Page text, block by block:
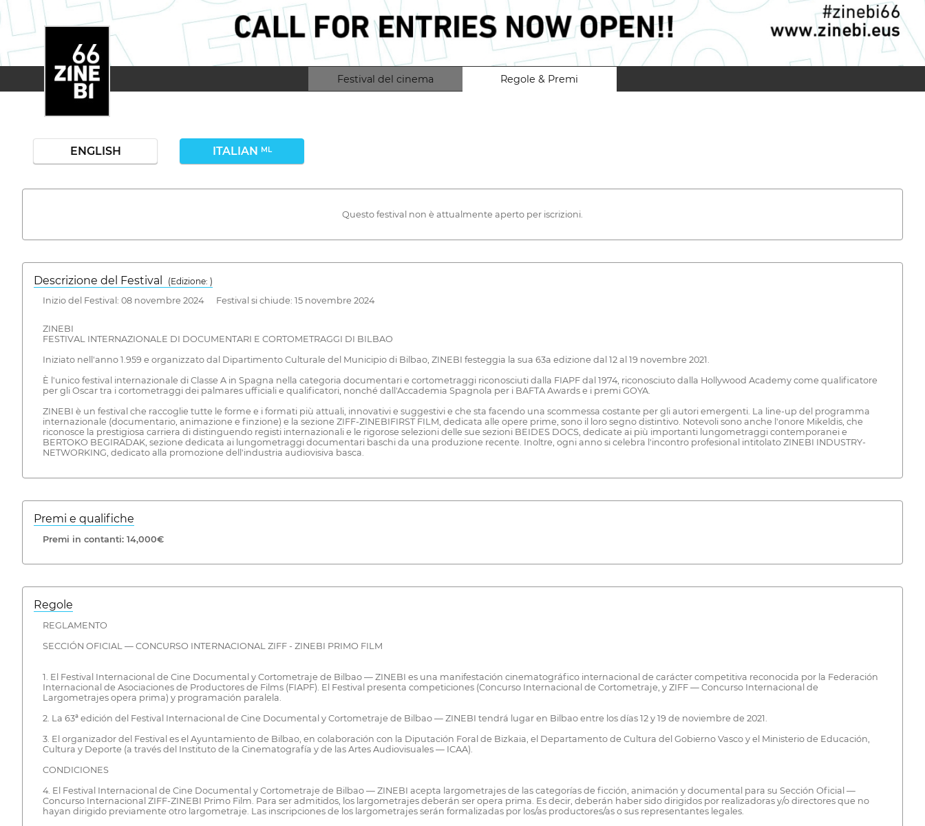
Festival del cinema Regole & Premi
ENGLISH ITALIAN ML
Questo festival non è attualmente aperto per iscrizioni.
Descrizione del Festival
( Edizione: )
Inizio del Festival: 08 novembre 2024 Festival si chiude: 15 novembre 2024
ZINEBI
FESTIVAL INTERNAZIONALE DI DOCUMENTARI E CORTOMETRAGGI DI BILBAO
Iniziato nell'anno 1.959 e organizzato dal Dipartimento Culturale del Municipio di Bilbao, ZINEBI festeggia la sua 63a edizione dal 12 al 19 novembre 2021.
È l'unico festival internazionale di Classe A in Spagna nella categoria documentari e cortometraggi riconosciuti dalla FIAPF dal 1974, riconosciuto dalla Hollywood Academy come qualificatore
per gli Oscar tra i cortometraggi dei palmares ufficiali e qualificatori, nonché dall'Accademia Spagnola per i BAFTA Awards e i premi GOYA.
ZINEBI è un festival che raccoglie tutte le forme e i formati più attuali, innovativi e suggestivi e che sta facendo una scommessa costante per gli autori emergenti. La line-up del programma
internazionale (documentario, animazione e finzione) e la sezione ZIFF-ZINEBIFIRST FILM, dedicata alle opere prime, sono il loro segno distintivo. Notevoli sono anche l'onore Mikeldis, che
riconosce la prestigiosa carriera di distinguendo registi internazionali e le rigorose selezioni delle sue sezioni BEIDES DOCS, dedicate ai più importanti lungometraggi contemporanei e
BERTOKO BEGIRADAK, sezione dedicata ai lungometraggi documentari baschi da una produzione recente. Inoltre, ogni anno si celebra l'incontro profesional intitolato ZINEBI INDUSTRY-
NETWORKING, dedicato alla promozione dell'industria audiovisiva basca.
Premi e qualifiche
Premi in contanti: 14,000€
Regole
REGLAMENTO
SECCIÓN OFICIAL — CONCURSO INTERNACIONAL ZIFF - ZINEBI PRIMO FILM
1. El Festival Internacional de Cine Documental y Cortometraje de Bilbao — ZINEBI es una manifestación cinematográfico internacional de carácter competitiva reconocida por la Federación
Internacional de Asociaciones de Productores de Films (FIAPF). El Festival presenta competiciones (Concurso Internacional de Cortometraje, y ZIFF — Concurso Internacional de
Largometrajes opera prima) y programación paralela.
2. La 63ª edición del Festival Internacional de Cine Documental y Cortometraje de Bilbao — ZINEBI tendrá lugar en Bilbao entre los días 12 y 19 de noviembre de 2021.
3. El organizador del Festival es el Ayuntamiento de Bilbao, en colaboración con la Diputación Foral de Bizkaia, el Departamento de Cultura del Gobierno Vasco y el Ministerio de Educación,
Cultura y Deporte (a través del Instituto de la Cinematografía y de las Artes Audiovisuales — ICAA).
CONDICIONES
4. El Festival Internacional de Cine Documental y Cortometraje de Bilbao — ZINEBI acepta largometrajes de las categorías de ficción, animación y documental para su Sección Oficial —
Concurso Internacional ZIFF-ZINEBI Primo Film. Para ser admitidos, los largometrajes deberán ser opera prima. Es decir, deberán haber sido dirigidos por realizadoras y/o directores que no
hayan dirigido previamente otro largometraje. Las inscripciones de los largometrajes serán formalizadas por los/as productores/as o sus representantes legales.